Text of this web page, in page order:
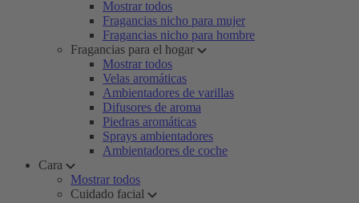
Mostrar todos
Fragancias nicho para mujer
Fragancias nicho para hombre
Fragancias para el hogar
Mostrar todos
Velas aromáticas
Ambientadores de varillas
Difusores de aroma
Piedras aromáticas
Sprays ambientadores
Ambientadores de coche
Cara
Mostrar todos
Cuidado facial